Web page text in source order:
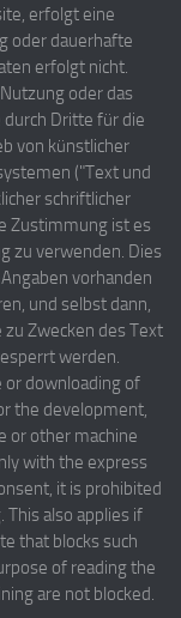
erfolgt eine
oder dauerhafte
erfolgt nicht.
oder das
Dritte für die
von künstlicher
("Text und
schriftlicher
Zustimmung ist es
zu verwenden. Dies
vorhanden
und selbst dann,
Zwecken des Text
werden.
downloading of
the development,
or other machine
with the express
it is prohibited
also applies if
that blocks such
of reading the
are not blocked.